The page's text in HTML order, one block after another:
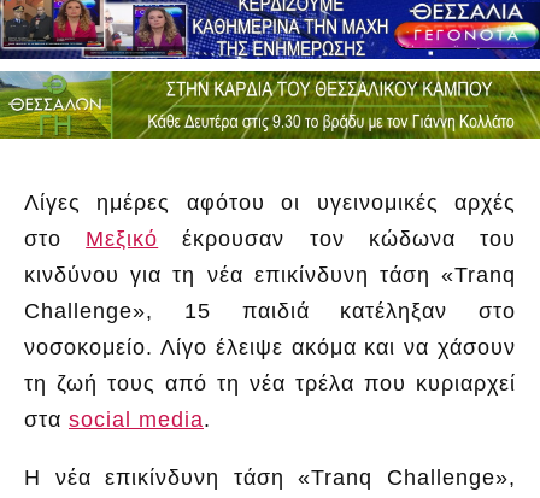
Λίγες ημέρες αφότου οι υγεινομικές αρχές
στο Μεξικό έκρουσαν τον κώδωνα του
κινδύνου για τη νέα επικίνδυνη τάση «Tranq
Challenge», 15 παιδιά κατέληξαν στο
νοσοκομείο. Λίγο έλειψε ακόμα και να χάσουν
τη ζωή τους από τη νέα τρέλα που κυριαρχεί
στα social media.
Η νέα επικίνδυνη τάση «Tranq Challenge»,